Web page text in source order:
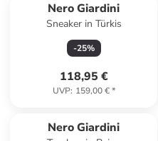
Nero Giardini
Sneaker in Türkis
-25%
118,95 €
UVP: 159,00 €*
Nero Giardini